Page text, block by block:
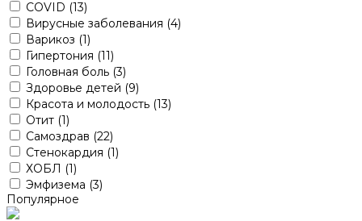
COVID (13)
Вирусные заболевания (4)
Варикоз (1)
Гипертония (11)
Головная боль (3)
Здоровье детей (9)
Красота и молодость (13)
Отит (1)
Самоздрав (22)
Стенокардия (1)
ХОБЛ (1)
Эмфизема (3)
Популярное